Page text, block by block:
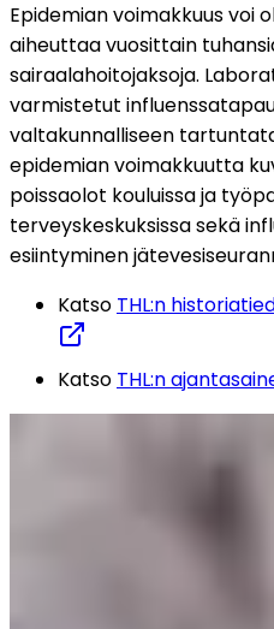
Epidemian voimakkuus voi
aiheuttaa vuosittain
sairaalahoitojaksoja.
varmistetut
valtakunnalliseen
epidemian voimakkuutta
poissaolot kouluissa ja
terveyskeskuksissa sekä
esiintyminen
Katso THL:n
Katso THL:n